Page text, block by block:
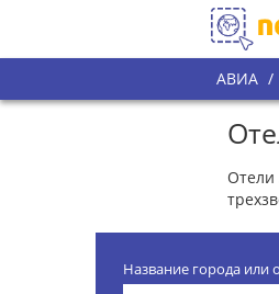
АВИА /
Отели
Название города или